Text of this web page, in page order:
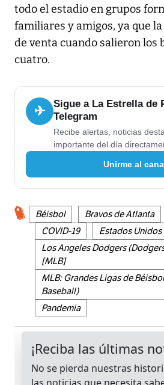
todo el estadio en grupos
familiares y amigos, ya que
de venta cuando salieron los
cuatro.
✈
Sigue a La Estrella de
Telegram
Recibe alertas, noticias
importante del día
Unirme al
Béisbol Bravos de Atlanta
COVID-19
Estados Unidos
Los Angeles Dodgers
[MLB]
MLB: Grandes Ligas de
Baseball)
Pandemia